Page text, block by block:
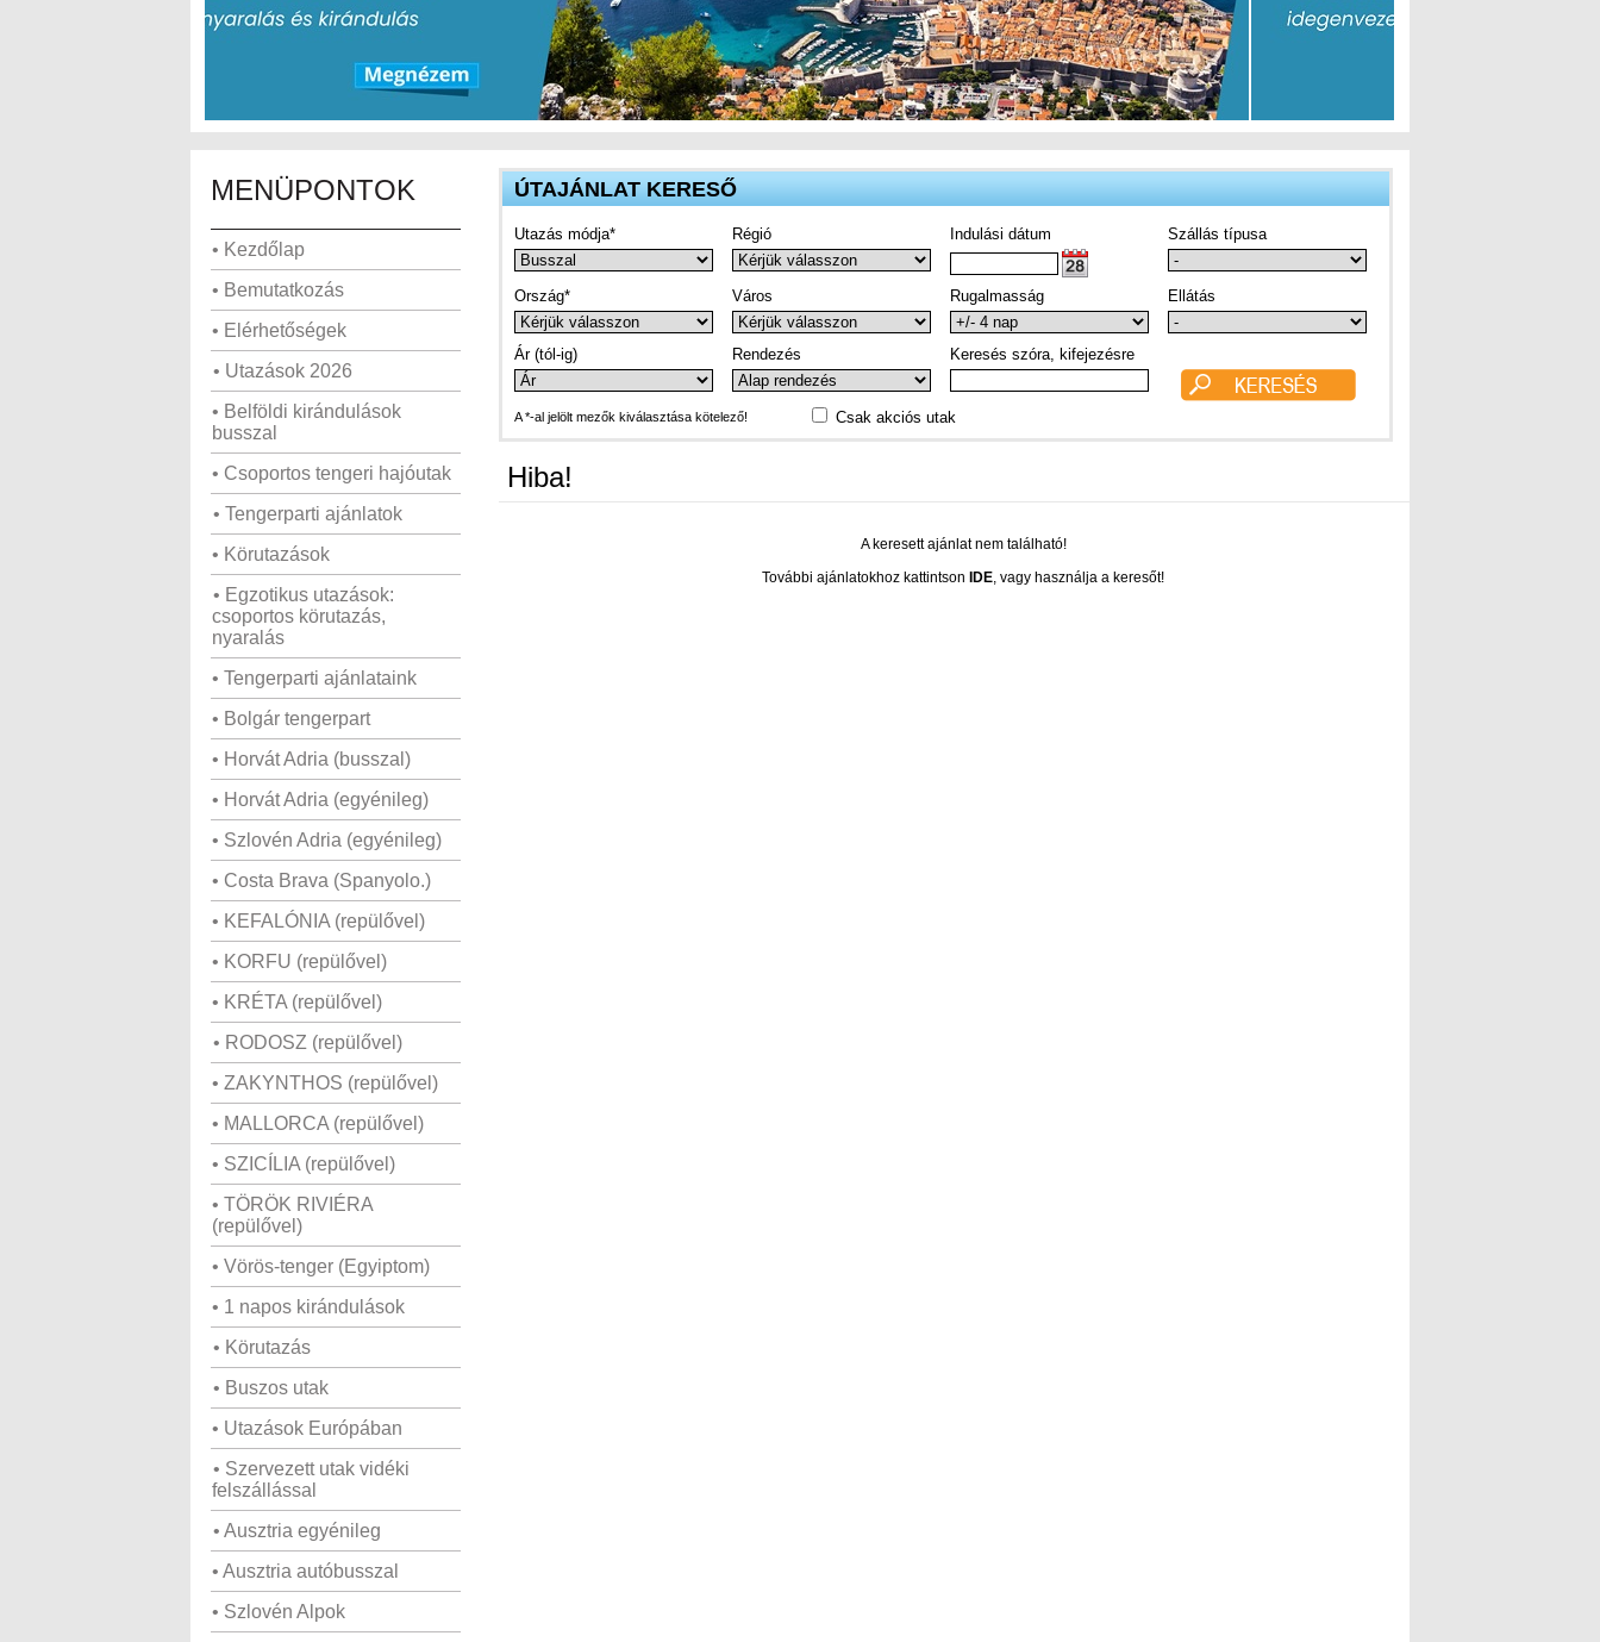
MENÜPONTOK
• Kezdőlap
• Bemutatkozás
• Elérhetőségek
• Utazások 2026
• Belföldi kirándulások
busszal
• Csoportos tengeri hajóutak
• Tengerparti ajánlatok
• Körutazások
• Egzotikus utazások:
csoportos körutazás,
nyaralás
• Tengerparti ajánlataink
• Bolgár tengerpart
• Horvát Adria (busszal)
• Horvát Adria (egyénileg)
• Szlovén Adria (egyénileg)
• Costa Brava (Spanyolo.)
• KEFALÓNIA (repülővel)
• KORFU (repülővel)
• KRÉTA (repülővel)
• RODOSZ (repülővel)
• ZAKYNTHOS (repülővel)
• MALLORCA (repülővel)
• SZICÍLIA (repülővel)
• TÖRÖK RIVIÉRA
(repülővel)
• Vörös-tenger (Egyiptom)
• 1 napos kirándulások
• Körutazás
• Buszos utak
• Utazások Európában
• Szervezett utak vidéki
felszállással
• Ausztria egyénileg
• Ausztria autóbusszal
• Szlovén Alpok
ÚTAJÁNLAT KERESŐ
Utazás módja* Régió Indulási dátum Szállás típusa
Ország* Város Rugalmasság Ellátás
Ár (tól-ig) Rendezés Keresés szóra, kifejezésre
A *-al jelölt mezők kiválasztása kötelező! Csak akciós utak
Hiba!
A keresett ajánlat nem található!
További ajánlatokhoz kattintson
IDE, vagy használja a keresőt!